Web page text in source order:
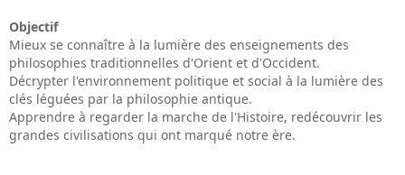
Objectif
Mieux se connaître à la lumière des enseignements des
philosophies traditionnelles d'Orient et d'Occident.
Décrypter l'environnement politique et social à la lumière des
clés léguées par la philosophie antique.
Apprendre à regarder la marche de l'Histoire, redécouvrir les
grandes civilisations qui ont marqué notre ère.